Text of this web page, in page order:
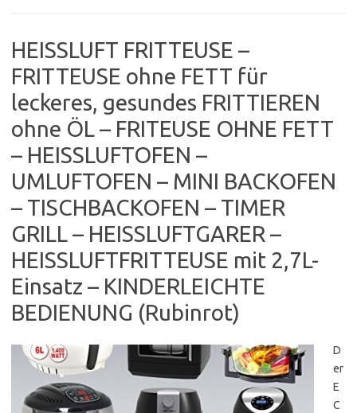
HEISSLUFT FRITTEUSE –
FRITTEUSE ohne FETT für
leckeres, gesundes FRITTIEREN
ohne ÖL – FRITEUSE OHNE FETT
– HEISSLUFTOFEN –
UMLUFTOFEN – MINI BACKOFEN
– TISCHBACKOFEN – TIMER
GRILL – HEISSLUFTGARER –
HEISSLUFTFRITTEUSE mit 2,7L-
Einsatz – KINDERLEICHTE
BEDIENUNG (Rubinrot)
D
er
E
C